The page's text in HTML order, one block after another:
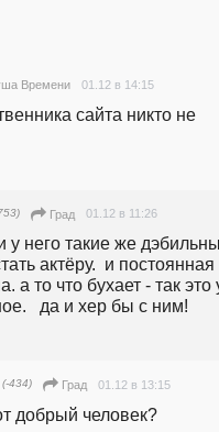
Времени 01.12 в 14:15
сайта никто не
Град 01.12 в 11:26
у него такие же
актёру.  и постоянная
а то что бухает - так это
да и хер бы с ним!
434) Град 01.12 в 13:15
добрый человек?